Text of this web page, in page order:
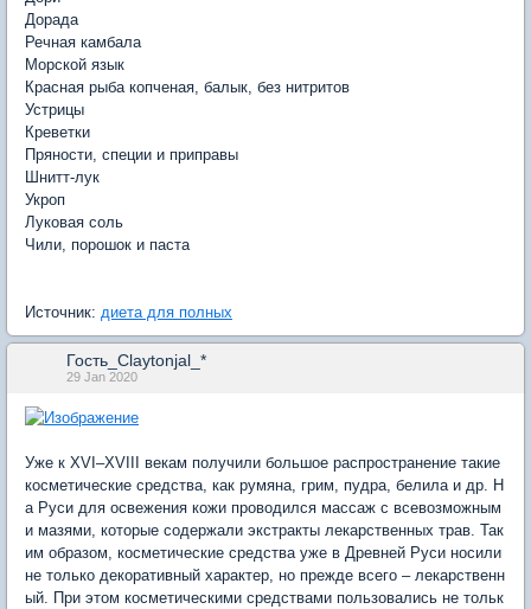
Дорада
Речная камбала
Морской язык
Красная рыба копченая, балык, без нитритов
Устрицы
Креветки
Пряности, специи и приправы
Шнитт-лук
Укроп
Луковая соль
Чили, порошок и паста
Источник: диета для полных
Гость_Claytonjal_*
29 Jan 2020
Уже к XVI–XVIII векам получили большое распространение такие
косметические средства, как румяна, грим, пудра, белила и др. Н
а Руси для освежения кожи проводился массаж с всевозможным
и мазями, которые содержали экстракты лекарственных трав. Так
им образом, косметические средства уже в Древней Руси носили
не только декоративный характер, но прежде всего – лекарственн
ый. При этом косметическими средствами пользовались не тольк